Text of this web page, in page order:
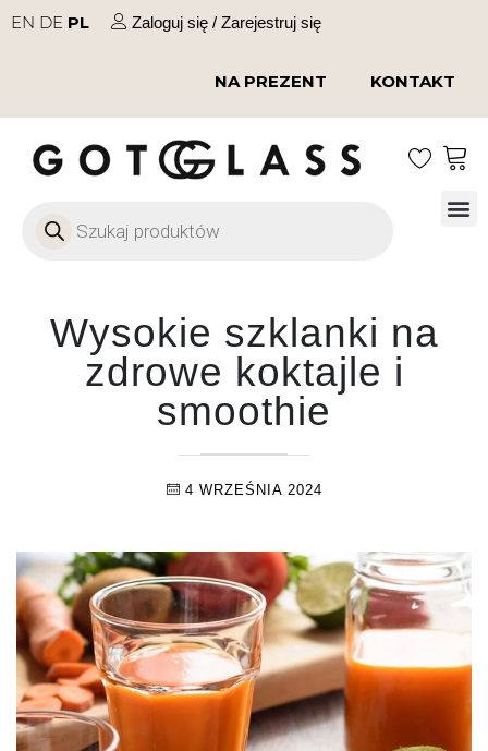
EN DE PL Zaloguj się / Zarejestruj się
NA PREZENT KONTAKT
Wysokie szklanki na
zdrowe koktajle i
smoothie
4 WRZEŚNIA 2024